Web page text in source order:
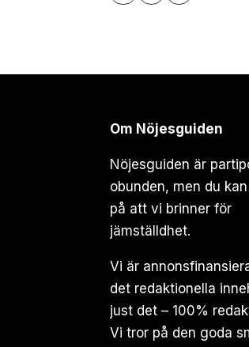
Om Nöjesguiden
Nöjesguiden är
obunden, men du
på att vi brinner för
jämställdhet.
Vi är
det redaktionella
just det – 100%
Vi tror på den goda